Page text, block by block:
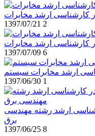
کارشناسی ارشد مخابرات
1397/07/21 2
کارشناسی ارشد مخابرات
1397/07/09 6
ارشد مخابرات سیستم
1397/06/30 1
ارشد رشته مهندسی
برق
1397/06/25 8